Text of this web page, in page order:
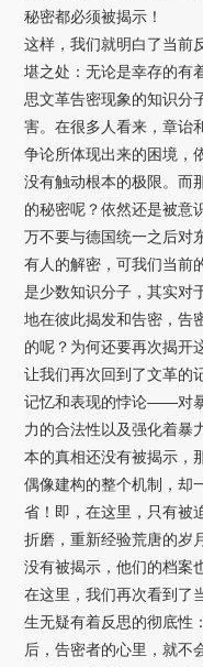
秘密都必须被揭示！
这样，我们就明白了当前
堪之处：无论是幸存的有
思文革告密现象的知识分
害。在很多人看来，章诒
争论所体现出来的困境，
没有触动根本的极限。而
的秘密呢？依然还是被意
万不要与德国统一之后对
有人的解密，可我们当前
是少数知识分子，其实对
地在彼此揭发和告密，告
的呢？为何还要再次揭开
让我们再次回到了文革的
记忆和表现的悖论——对
力的合法性以及强化着暴
本的真相还没有被揭示，
偶像建构的整个机制，却
省！即，在这里，只有被
折磨，重新经验荒唐的岁
没有被揭示，他们的档案
在这里，我们再次看到了
生无疑有着反思的彻底性
后，告密者的心里，就不